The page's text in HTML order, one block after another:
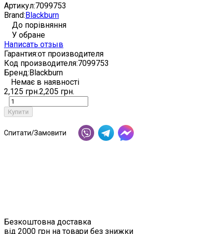
Артикул:7099753
Brand:Blackburn
До порівняння
У обране
Написать отзыв
Гарантия:от производителя
Код производителя:7099753
Бренд:Blackburn
Немає в наявності
2,125 грн.2,205 грн.
Купити
Спитати/Замовити
Безкоштовна доставка
від 2000 грн на товари без знижки